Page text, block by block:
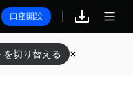
口座開設
を切り替える